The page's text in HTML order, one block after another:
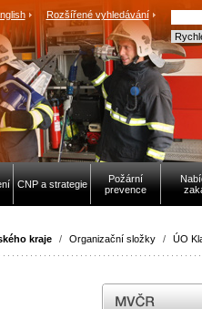
Rozšířené vyhledávání
CNP a strategie
Požární
prevence
kraje / Organizační složky / ÚO
MVČR